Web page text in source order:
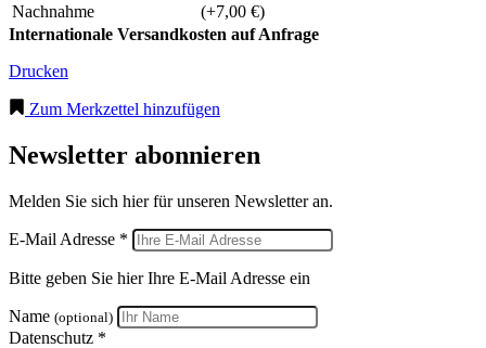
Nachnahme
(+7,00 €)
Internationale Versandkosten auf Anfrage
Drucken
Zum Merkzettel hinzufügen
Newsletter abonnieren
Melden Sie sich hier für unseren Newsletter an.
E-Mail Adresse *
Bitte geben Sie hier Ihre E-Mail Adresse ein
Name (optional)
Datenschutz *